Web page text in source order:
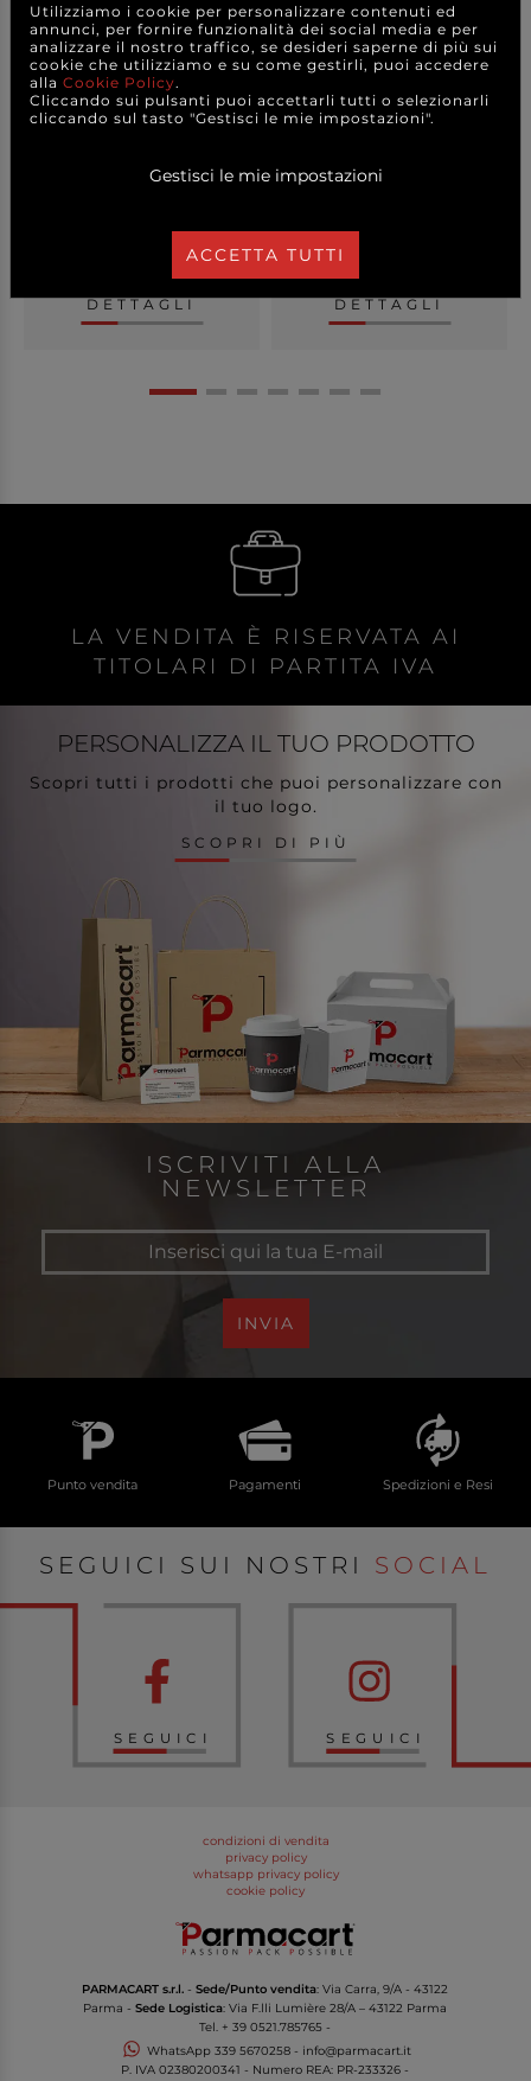
Candela bio numero
bianco glitter con su...
1,70 €
DETTAGLI
Candela numero
scintillante fuxia con su...
DETTAGLI
LA VENDITA È RISERVATA AI
TITOLARI DI PARTITA IVA
PERSONALIZZA IL TUO PRODOTTO
Scopri tutti i prodotti che puoi personalizzare con
il tuo logo.
SCOPRI DI PIÙ
ISCRIVITI ALLA
NEWSLETTER
INVIA
Punto vendita Pagamenti Spedizioni e Resi
SEGUICI SUI NOSTRI SOCIAL
SEGUICI SEGUICI
condizioni di vendita
privacy policy
whatsapp privacy policy
cookie policy
PARMACART s.r.l. -Sede/Punto vendita: Via Carra, 9/A - 43122
Parma -Sede Logistica: Via F.lli Lumière 28/A – 43122 Parma
Tel. + 39 0521.785765 -
WhatsApp 339 5670258- info@parmacart.it
P. IVA02380200341 - Numero REA: PR-233326 -
Utilizziamo i cookie per personalizzare contenuti ed
annunci, per fornire funzionalità dei social media e per
analizzare il nostro traffico, se desideri saperne di più sui
cookie che utilizziamo e su come gestirli, puoi accedere
alla Cookie Policy.
Cliccando sui pulsanti puoi accettarli tutti o selezionarli
cliccando sul tasto "Gestisci le mie impostazioni".
Gestisci le mie impostazioni
ACCETTA TUTTI